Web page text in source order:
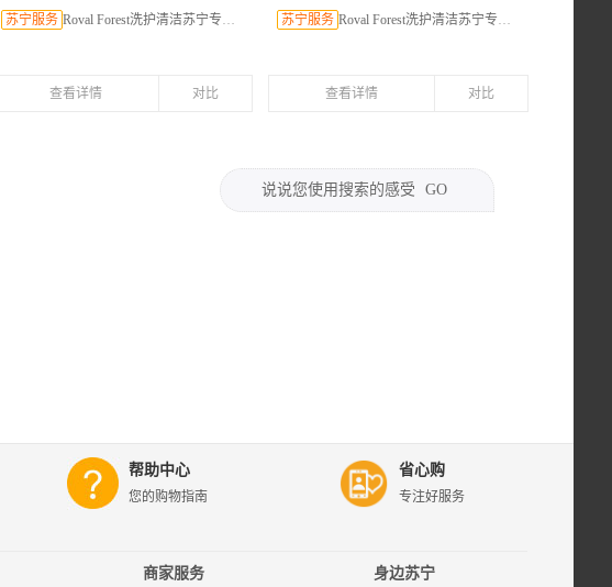
苏宁服务 Roval Forest洗护清洁苏宁专卖店
查看详情 对比
苏宁服务 Roval Forest洗护清洁苏宁专卖店
查看详情 对比
说说您使用搜索的感受 GO
帮助中心
您的购物指南
省心购
专注好服务
商家服务 身边苏宁